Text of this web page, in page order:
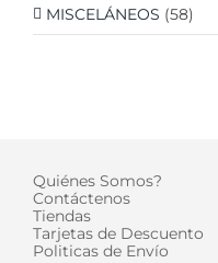
MISCELÁNEOS (58)
Quiénes Somos?
Contáctenos
Tiendas
Tarjetas de Descuento
Politicas de Envío